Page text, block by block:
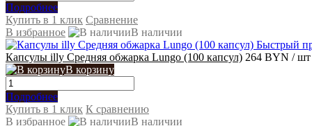
Подробнее
Купить в 1 клик Сравнение
В избранное
В наличии
Быстрый
Капсулы illy Средняя обжарка Lungo (100 капсул) 264 BYN / шт
В корзину
Подробнее
Купить в 1 клик К сравнению
В избранное
В наличии